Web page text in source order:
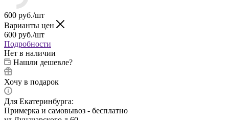
600 руб./шт
Варианты цен
600 руб./шт
Подробности
Нет в наличии
Нашли дешевле?
Хочу в подарок
Для Екатеринбурга:
Примерка и самовывоз - бесплатно